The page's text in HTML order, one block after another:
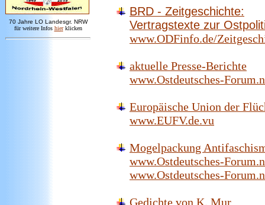
70 Jahre LO Landesgr. NRW
für weitere Infos hier klicken
BRD - Zeitgeschichte:
Vertragstexte zur
www.ODFinfo.de/
aktuelle Presse-Berichte
www.Ostdeutsches-
Europäische Union der
www.EUFV.de.vu
Mogelpackung
www.Ostdeutsches-
www.Ostdeutsches-
Gedichte von K. Mur